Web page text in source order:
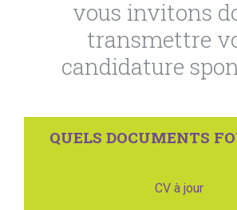
vous invitons
transmettre
candidature
QUELS DOCUMENTS
CV à jour